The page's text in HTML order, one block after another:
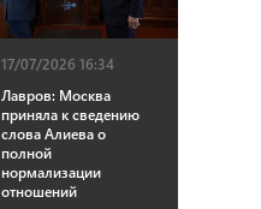
17/07/2026 16:34
Лавров: Москва
приняла к сведению
слова Алиева о
полной
нормализации
отношений